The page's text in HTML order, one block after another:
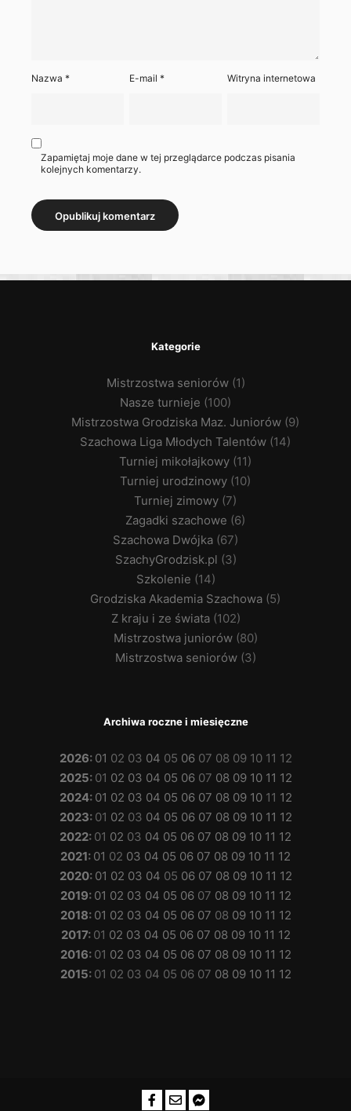
Nazwa * E-mail* Witryna internetowa
Zapamiętaj moje dane w tej przeglądarce podczas pisania
kolejnych komentarzy.
Kategorie
Mistrzostwa seniorów(1)
Nasze turnieje (100)
Mistrzostwa Grodziska Maz. Juniorów (9)
Szachowa Liga Młodych Talentów (14)
Turniej mikołajkowy (11)
Turniej urodzinowy (10)
Turniej zimowy (7)
Zagadki szachowe (6)
Szachowa Dwójka (67)
SzachyGrodzisk.pl (3)
Szkolenie (14)
Grodziska Akademia Szachowa (5)
Z kraju i ze świata(102)
Mistrzostwa juniorów(80)
Mistrzostwa seniorów(3)
Archiwa roczne i miesięczne
2026: 01 02 03 04 05 06 07 08 09 10 11 12
2025: 01 02 03 04 05 06 07 08 09 10 11 12
2024: 01 02 03 04 05 06 07 08 09 10 11 12
2023: 01 02 03 04 05 06 07 08 09 10 11 12
2022: 01 02 03 04 05 06 07 08 09 10 11 12
2021: 01 02 03 04 05 06 07 08 09 10 11 12
2020: 01 02 03 04 05 06 07 08 09 10 11 12
2019: 01 02 03 04 05 06 07 08 09 10 11 12
2018: 01 02 03 04 05 06 07 08 09 10 11 12
2017: 01 02 03 04 05 06 07 08 09 10 11 12
2016: 01 02 03 04 05 06 07 08 09 10 11 12
2015: 01 02 03 04 05 06 07 08 09 10 11 12